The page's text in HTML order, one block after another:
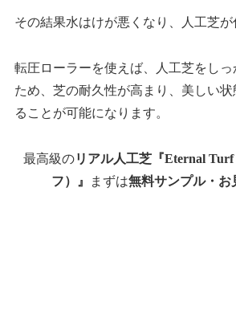
その結果水はけが悪くなり、人工芝が
転圧ローラーを使えば、人工芝をし
ため、芝の耐久性が高まり、美しい
ることが可能になります。
最高級のリアル人工芝『Eternal
フ）』
まずは無料サンプル・お